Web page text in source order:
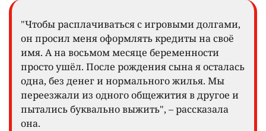
"Чтобы расплачиваться с игровыми долгами,
он просил меня оформлять кредиты на своё
имя. А на восьмом месяце беременности
просто ушёл. После рождения сына я осталась
одна, без денег и нормального жилья. Мы
переезжали из одного общежития в другое и
пытались буквально выжить", – рассказала
она.